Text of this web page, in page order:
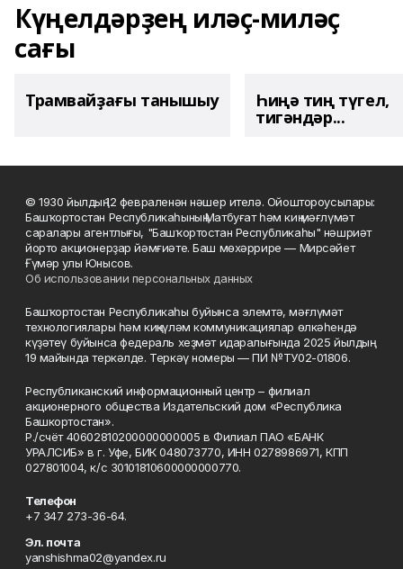
Күңелдәрҙең иләҫ-миләҫ
сағы
Трамвайҙағы танышыу Һиңә тиң түгел,
тигәндәр...
© 1930 йылдың 12 февраленән нәшер ителә. Ойоштороусылары:
Башҡортостан Республикаһының Матбуғат һәм киң мәғлүмәт
саралары агентлығы, "Башҡортостан Республикаһы" нәшриәт
йорто акционерҙар йәмғиәте. Баш мөхәррире — Мирсәйет
Ғүмәр улы Юнысов.
Об использовании персональных данных
Башҡортостан Республикаһы буйынса элемтә, мәғлүмәт
технологиялары һәм киңкүләм коммуникациялар өлкәһендә
күҙәтеү буйынса федераль хеҙмәт идаралығында 2025 йылдың
19 майында теркәлде. Теркәү номеры — ПИ №ТУ02-01806.
Республиканский информационный центр – филиал
акционерного общества Издательский дом «Республика
Башкортостан».
Р./счёт 40602810200000000005 в Филиал ПАО «БАНК
УРАЛСИБ» в г. Уфе, БИК 048073770, ИНН 0278986971, КПП
027801004, к/с 30101810600000000770.
Телефон
+7 347 273-36-64.
Эл. почта
yanshishma02@yandex.ru